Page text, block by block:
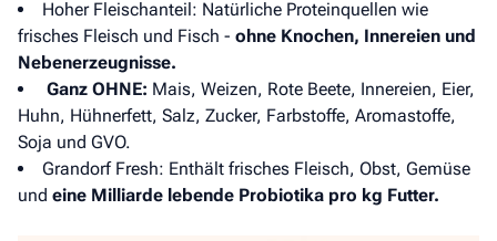
Hoher Fleischanteil: Natürliche Proteinquellen wie
frisches Fleisch und Fisch - ohne Knochen, Innereien und
Nebenerzeugnisse.
Ganz OHNE: Mais, Weizen, Rote Beete, Innereien, Eier,
Huhn, Hühnerfett, Salz, Zucker, Farbstoffe, Aromastoffe,
Soja und GVO.
Grandorf Fresh: Enthält frisches Fleisch, Obst, Gemüse
und eine Milliarde lebende Probiotika pro kg Futter.